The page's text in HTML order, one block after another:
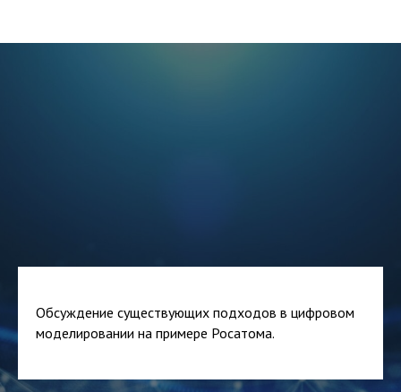
Обсуждение существующих подходов в цифровом
моделировании на примере Росатома.